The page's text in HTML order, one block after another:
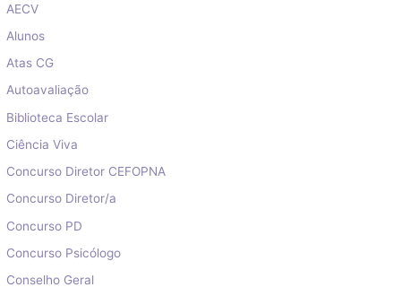
AECV
Alunos
Atas CG
Autoavaliação
Biblioteca Escolar
Ciência Viva
Concurso Diretor CEFOPNA
Concurso Diretor/a
Concurso PD
Concurso Psicólogo
Conselho Geral